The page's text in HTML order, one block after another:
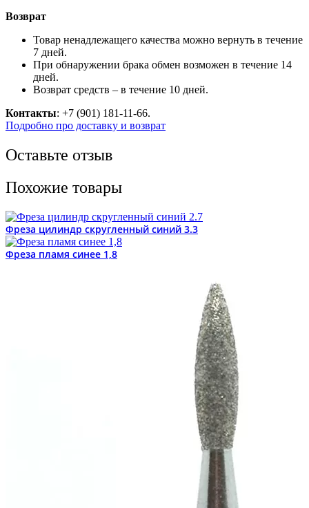
Возврат
Товар ненадлежащего качества можно вернуть в течение
7 дней.
При обнаружении брака обмен возможен в течение 14
дней.
Возврат средств – в течение 10 дней.
Контакты: +7 (901) 181-11-66.
Подробно про доставку и возврат
Оставьте отзыв
Похожие товары
Фреза цилиндр скругленный синий 3.3
Фреза пламя синее 1,8